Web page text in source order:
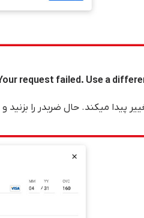
request failed. Use a
پیدا میکند. حال ضربدر را بزنید